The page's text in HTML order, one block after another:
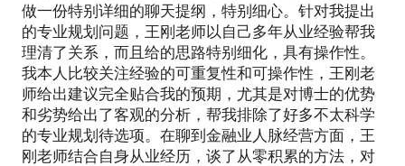
做一份特别详细的聊天提纲，特别细心。针对我提出
的专业规划问题，王刚老师以自己多年从业经验帮我
理清了关系，而且给的思路特别细化，具有操作性。
我本人比较关注经验的可重复性和可操作性，王刚老
师给出建议完全贴合我的预期，尤其是对博士的优势
和劣势给出了客观的分析，帮我排除了好多不太科学
的专业规划待选项。在聊到金融业人脉经营方面，王
刚老师结合自身从业经历，谈了从零积累的方法，对